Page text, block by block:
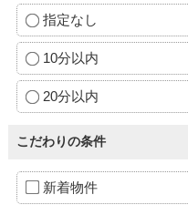
指定なし
10分以内
20分以内
こだわりの条件
新着物件